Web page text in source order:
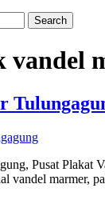
Search
vandel
Pusat Plakat
vandel marmer,